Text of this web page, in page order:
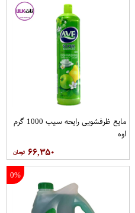
مایع ظرفشویی رایحه سیب 1000 گرم
اوه
۶۶,۳۵۰
0%